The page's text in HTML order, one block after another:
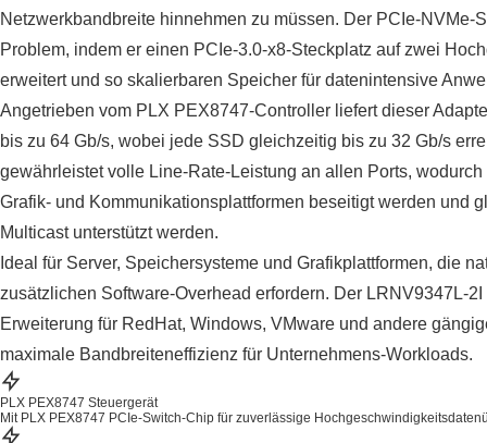
Netzwerkbandbreite hinnehmen zu müssen. Der PCIe-
Problem, indem er einen PCIe-3.0-x8-Steckplatz auf zwei
erweitert und so skalierbaren Speicher für datenintensive
Angetrieben vom PLX PEX8747-Controller liefert dieser
bis zu 64 Gb/s, wobei jede SSD gleichzeitig bis zu 32 Gb/s
gewährleistet volle Line-Rate-Leistung an allen Ports,
Grafik- und Kommunikationsplattformen beseitigt werden und
Multicast unterstützt werden.
Ideal für Server, Speichersysteme und Grafikplattformen, die
zusätzlichen Software-Overhead erfordern. Der LRNV9347L-
Erweiterung für RedHat, Windows, VMware und andere
maximale Bandbreiteneffizienz für Unternehmens-Workloads.
PLX PEX8747 Steuergerät
Mit PLX PEX8747 PCIe-Switch-Chip für zuverlässige